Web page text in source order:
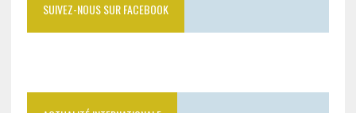
SUIVEZ-NOUS SUR FACEBOOK